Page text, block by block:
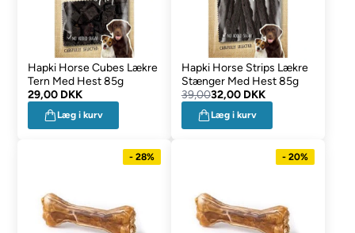
Hapki Horse Cubes Lækre
Tern Med Hest 85g
29,00 DKK
Læg i kurv
Hapki Horse Strips Lækre
Stænger Med Hest 85g
39,0032,00 DKK
Læg i kurv
- 28% - 20%